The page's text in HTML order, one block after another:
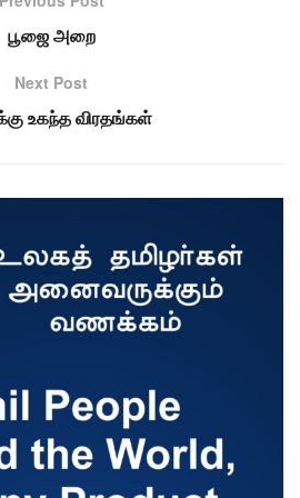
பூஜை அறை
Next Post
உகந்த விரதங்கள்